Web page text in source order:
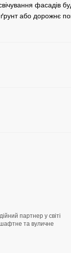
фасадів
або дорожнє
партнер у світі
та вуличне